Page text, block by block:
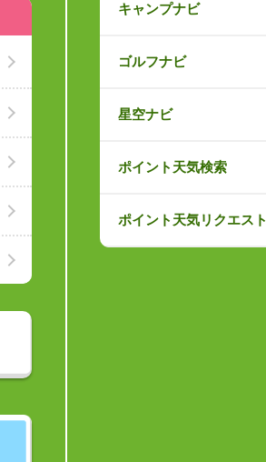
キャンプナビ
ゴルフナビ
星空ナビ
ポイント天気検索
ポイント天気リクエスト